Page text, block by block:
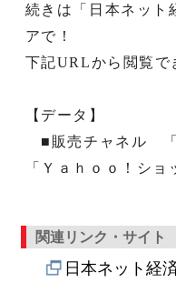
続きは「日本ネット
アで！
下記URLから閲覧で
【データ】
■販売チャネル 「
「Ｙａｈｏｏ！ショ
関連リンク・サイト
日本ネット経